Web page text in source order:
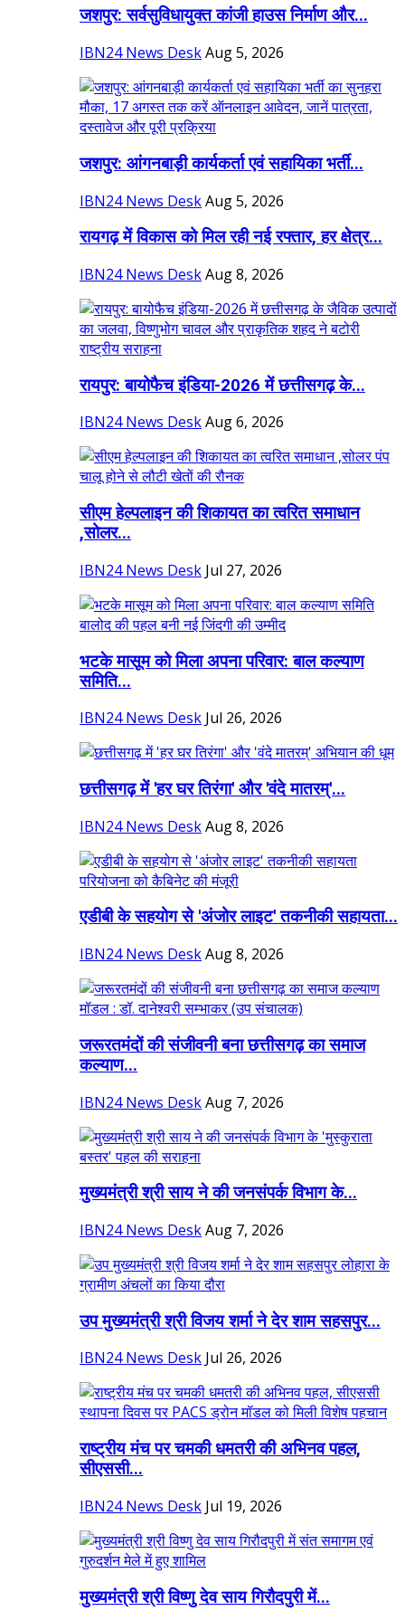
जशपुर: सर्वसुविधायुक्त कांजी हाउस निर्माण और...
IBN24 News DeskAug 5, 2026
जशपुर: आंगनबाड़ी कार्यकर्ता एवं सहायिका भर्ती...
IBN24 News DeskAug 5, 2026
रायगढ़ में विकास को मिल रही नई रफ्तार, हर क्षेत्र...
IBN24 News DeskAug 8, 2026
रायपुर: बायोफैच इंडिया-2026 में छत्तीसगढ़ के...
IBN24 News DeskAug 6, 2026
सीएम हेल्पलाइन की शिकायत का त्वरित समाधान
,सोलर...
IBN24 News Desk Jul 27, 2026
भटके मासूम को मिला अपना परिवार: बाल कल्याण
समिति...
IBN24 News Desk Jul 26, 2026
छत्तीसगढ़ में 'हर घर तिरंगा' और 'वंदे मातरम्'...
IBN24 News DeskAug 8, 2026
एडीबी के सहयोग से 'अंजोर लाइट' तकनीकी सहायता...
IBN24 News DeskAug 8, 2026
जरूरतमंदों की संजीवनी बना छत्तीसगढ़ का समाज
कल्याण...
IBN24 News DeskAug 7, 2026
मुख्यमंत्री श्री साय ने की जनसंपर्क विभाग के...
IBN24 News DeskAug 7, 2026
उप मुख्यमंत्री श्री विजय शर्मा ने देर शाम सहसपुर...
IBN24 News Desk Jul 26, 2026
राष्ट्रीय मंच पर चमकी धमतरी की अभिनव पहल,
सीएससी...
IBN24 News Desk Jul 19, 2026
मुख्यमंत्री श्री विष्णु देव साय गिरौदपुरी में...